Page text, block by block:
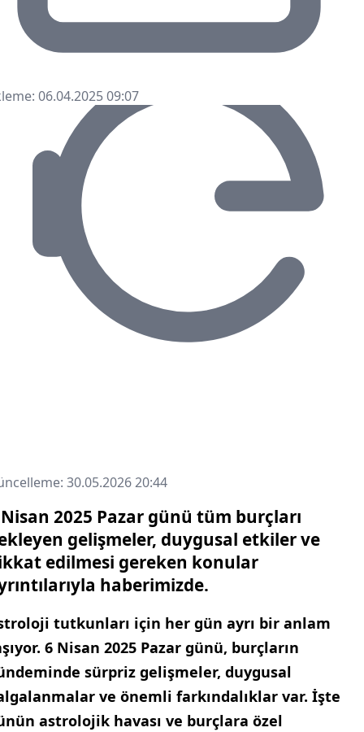
06.04.2025 09:07
30.05.2026 20:44
2025 Pazar günü tüm burçları
gelişmeler, duygusal etkiler ve
edilmesi gereken konular
haberimizde.
tutkunları için her gün ayrı bir anlam
6 Nisan 2025 Pazar günü, burçların
sürpriz gelişmeler, duygusal
ve önemli farkındalıklar var. İşte
astrolojik havası ve burçlara özel